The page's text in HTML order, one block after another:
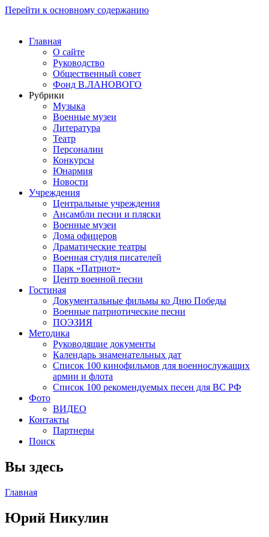
Перейти к основному содержанию
Главная
О сайте
Руководство
Общественный совет
Фонд В.ЛАНОВОГО
Рубрики
Музыка
Военные музеи
Литература
Театр
Персоналии
Конкурсы
Юнармия
Новости
Учреждения
Центральные учреждения
Ансамбли песни и пляски
Военные музеи
Дома офицеров
Драматические театры
Военная студия писателей
Парк «Патриот»
Центр военной песни
Гостиная
Документальные фильмы ко Дню Победы
Военные патриотические песни
ПОЭЗИЯ
Методика
Руководящие документы
Календарь знаменательных дат
Список 100 кинофильмов для военнослужащих
армии и флота
Список 100 рекомендуемых песен для ВС РФ
Фото
ВИДЕО
Контакты
Партнеры
Поиск
Вы здесь
Главная
Юрий Никулин